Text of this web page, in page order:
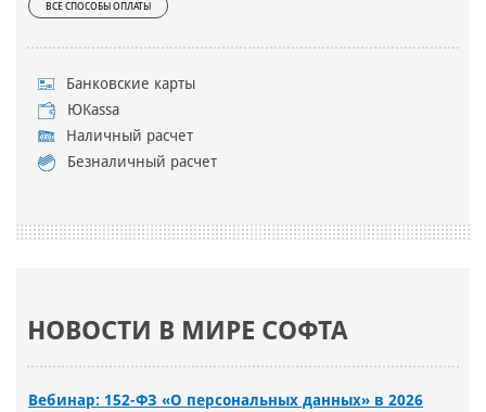
ВСЕ СПОСОБЫ ОПЛАТЫ
Банковские карты
ЮKassa
Наличный расчет
Безналичный расчет
НОВОСТИ В МИРЕ СОФТА
Вебинар: 152-ФЗ «О персональных данных» в 2026